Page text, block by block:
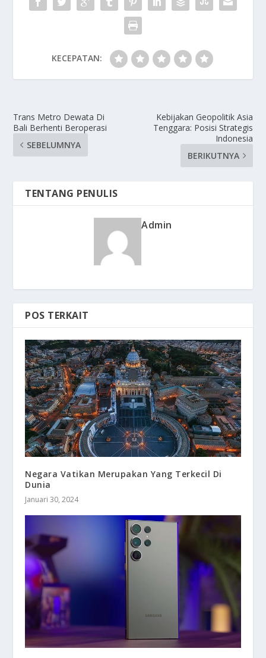
KECEPATAN:
Trans Metro Dewata Di
Bali Berhenti Beroperasi
SEBELUMNYA
Kebijakan Geopolitik Asia
Tenggara: Posisi Strategis
Indonesia
BERIKUTNYA
TENTANG PENULIS
Admin
POS TERKAIT
Negara Vatikan Merupakan Yang Terkecil Di
Dunia
Januari 30, 2024